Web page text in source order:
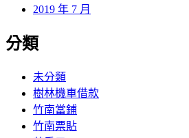
2019 年 7 月
分類
未分類
樹林機車借款
竹南當鋪
竹南票貼